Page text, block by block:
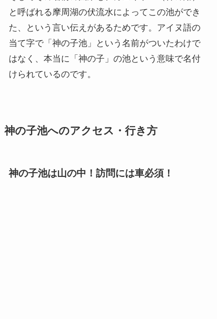
と呼ばれる摩周湖の伏流水によってこの池ができ
た、という言い伝えがあるためです。アイヌ語の
当て字で「神の子池」という名前がついたわけで
はなく、本当に「神の子」の池という意味で名付
けられているのです。
神の子池へのアクセス・行き方
神の子池は山の中！訪問には車必須！